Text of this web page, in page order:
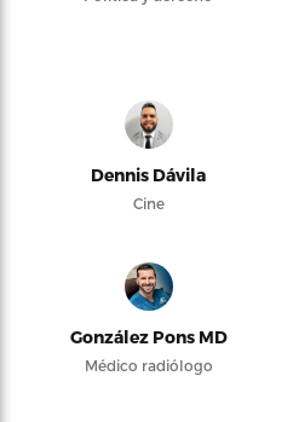
Dennis Dávila
Cine
González Pons MD
Médico radiólogo